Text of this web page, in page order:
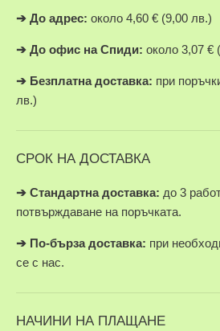
➔ До адрес: около 4,60 € (9,00 лв.)
➔ До офис на Спиди: около 3,07 €
➔ Безплатна доставка: при
лв.)
СРОК НА ДОСТАВКА
➔ Стандартна доставка: до 3
потвърждаване на поръчката.
➔ По-бърза доставка: при
се с нас.
НАЧИНИ НА ПЛАЩАНЕ